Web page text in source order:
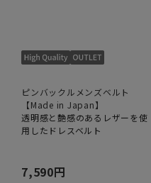
ピンバックルメンズベルト
【Made in Japan】
透明感と艶感のあるレザーを使
用したドレスベルト
7,590円